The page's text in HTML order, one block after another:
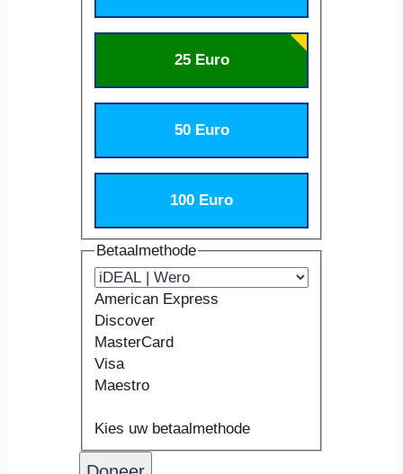
25 Euro
50 Euro
100 Euro
Betaalmethode
American Express
Discover
MasterCard
Visa
Maestro
creditcards:
American
Kaarthouder
Kies uw betaalmethode